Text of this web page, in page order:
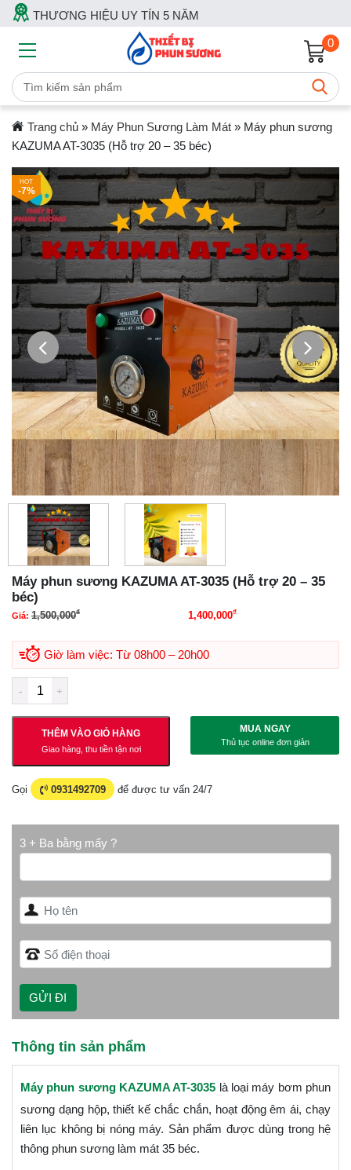
THƯƠNG HIỆU UY TÍN 5 NĂM
0
Trang chủ» Máy Phun Sương Làm Mát» Máy phun sương
KAZUMA AT-3035 (Hỗ trợ 20 – 35 béc)
-7%
Máy phun sương KAZUMA AT-3035 (Hỗ trợ 20 – 35
béc)
Giá: 1,500,000₫ 1,400,000₫Giá hiện tại là:
Giờ làm việc: Từ 08h00 – 20h00
THÊM VÀO GIỎ HÀNG
Giao hàng, thu tiền tận nơi
MUA NGAY
Thủ tục online đơn giản
Gọi 0931492709 để được tư vấn 24/7
3 + Ba bằng mấy ?
Thông tin sản phẩm
Máy phun sương KAZUMA AT-3035 là loại máy bơm phun
sương dạng hộp, thiết kế chắc chắn, hoạt động êm ái, chạy
liên lục không bị nóng máy. Sản phẩm được dùng trong hệ
thông phun sương làm mát 35 béc.